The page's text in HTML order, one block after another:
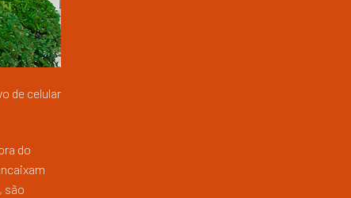
de celular
do
são